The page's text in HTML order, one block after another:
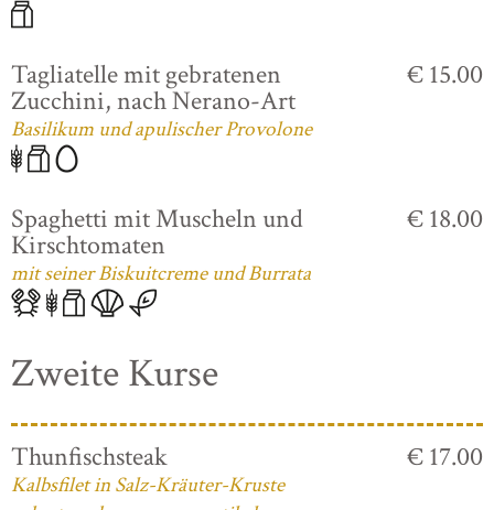
Tagliatelle mit gebratenen
Zucchini, nach Nerano-Art
Basilikum und apulischer Provolone
€ 15.00
Spaghetti mit Muscheln und
Kirschtomaten
mit seiner Biskuitcreme und Burrata
€ 18.00
Zweite Kurse
Thunfischsteak
Kalbsfilet in Salz-Kräuter-Kruste
€ 17.00